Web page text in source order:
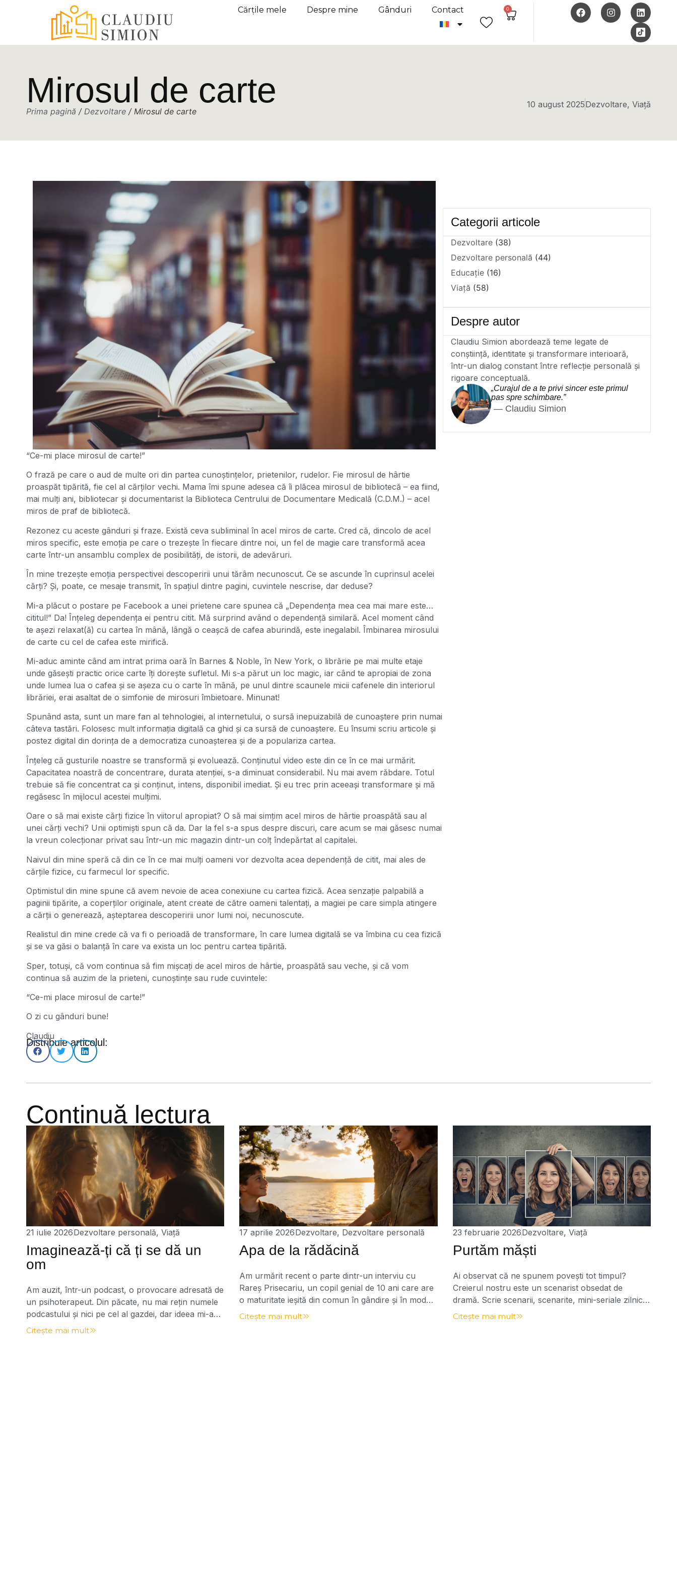
Cărțile mele Despre mine Gânduri Contact 0
Mirosul de carte
Prima pagină / Dezvoltare / Mirosul de carte
10 august 2025Dezvoltare, Viață
“Ce-mi place mirosul de carte!”
O frază pe care o aud de multe ori din partea cunoștințelor, prietenilor, rudelor. Fie mirosul de hârtie
proaspăt tipărită, fie cel al cărților vechi. Mama îmi spune adesea că îi plăcea mirosul de bibliotecă – ea fiind,
mai mulți ani, bibliotecar și documentarist la Biblioteca Centrului de Documentare Medicală (C.D.M.) – acel
miros de praf de bibliotecă.
Rezonez cu aceste gânduri și fraze. Există ceva subliminal în acel miros de carte. Cred că, dincolo de acel
miros specific, este emoția pe care o trezește în fiecare dintre noi, un fel de magie care transformă acea
carte într-un ansamblu complex de posibilități, de istorii, de adevăruri.
În mine trezește emoția perspectivei descoperirii unui tărâm necunoscut. Ce se ascunde în cuprinsul acelei
cărți? Și, poate, ce mesaje transmit, în spațiul dintre pagini, cuvintele nescrise, dar deduse?
Mi-a plăcut o postare pe Facebook a unei prietene care spunea că „Dependența mea cea mai mare este…
cititul!” Da! Înțeleg dependența ei pentru citit. Mă surprind având o dependență similară. Acel moment când
te așezi relaxat(ă) cu cartea în mână, lângă o ceașcă de cafea aburindă, este inegalabil. Îmbinarea mirosului
de carte cu cel de cafea este mirifică.
Mi-aduc aminte când am intrat prima oară în Barnes & Noble, în New York, o librărie pe mai multe etaje
unde găsești practic orice carte îți dorește sufletul. Mi s-a părut un loc magic, iar când te apropiai de zona
unde lumea lua o cafea și se așeza cu o carte în mână, pe unul dintre scaunele micii cafenele din interiorul
librăriei, erai asaltat de o simfonie de mirosuri îmbietoare. Minunat!
Spunând asta, sunt un mare fan al tehnologiei, al internetului, o sursă inepuizabilă de cunoaștere prin numai
câteva tastări. Folosesc mult informația digitală ca ghid și ca sursă de cunoaștere. Eu însumi scriu articole și
postez digital din dorința de a democratiza cunoașterea și de a populariza cartea.
Înțeleg că gusturile noastre se transformă și evoluează. Conținutul video este din ce în ce mai urmărit.
Capacitatea noastră de concentrare, durata atenției, s-a diminuat considerabil. Nu mai avem răbdare. Totul
trebuie să fie concentrat ca și conținut, intens, disponibil imediat. Și eu trec prin aceeași transformare și mă
regăsesc în mijlocul acestei mulțimi.
Oare o să mai existe cărți fizice în viitorul apropiat? O să mai simțim acel miros de hârtie proaspătă sau al
unei cărți vechi? Unii optimiști spun că da. Dar la fel s-a spus despre discuri, care acum se mai găsesc numai
la vreun colecționar privat sau într-un mic magazin dintr-un colț îndepărtat al capitalei.
Naivul din mine speră că din ce în ce mai mulți oameni vor dezvolta acea dependență de citit, mai ales de
cărțile fizice, cu farmecul lor specific.
Optimistul din mine spune că avem nevoie de acea conexiune cu cartea fizică. Acea senzație palpabilă a
paginii tipărite, a coperților originale, atent create de către oameni talentați, a magiei pe care simpla atingere
a cărții o generează, așteptarea descoperirii unor lumi noi, necunoscute.
Realistul din mine crede că va fi o perioadă de transformare, în care lumea digitală se va îmbina cu cea fizică
și se va găsi o balanță în care va exista un loc pentru cartea tipărită.
Sper, totuși, că vom continua să fim mișcați de acel miros de hârtie, proaspătă sau veche, și că vom
continua să auzim de la prieteni, cunoștințe sau rude cuvintele:
“Ce-mi place mirosul de carte!”
O zi cu gânduri bune!
Claudiu
Distribuie articolul:
Categorii articole
Dezvoltare(38)
Dezvoltare personală (44)
Educație(16)
Viață (58)
Despre autor
Claudiu Simion abordează teme legate de
conștiință, identitate și transformare interioară,
într-un dialog constant între reflecție personală și
rigoare conceptuală.
„Curajul de a te privi sincer este primul
pas spre schimbare.”
— Claudiu Simion
Continuă lectura
21 iulie 2026Dezvoltare personală, Viață
Imaginează-ți că ți se dă un
om
Am auzit, într-un podcast, o provocare adresată de
un psihoterapeut. Din păcate, nu mai rețin numele
podcastului și nici pe cel al gazdei, dar ideea mi-a
rămas în minte și a continuat să lucreze în mine.
Provocarea suna aproximativ așa: Imaginează-ți
Citește mai mult
17 aprilie 2026Dezvoltare, Dezvoltare personală
Apa de la rădăcină
Am urmărit recent o parte dintr-un interviu cu
Rareș Prisecariu, un copil genial de 10 ani care are
o maturitate ieșită din comun în gândire și în modul
de a vorbi. La un moment dat, a spus o frază care
m-a oprit din tot ce făceam: „Mama este apa de la
Citește mai mult
23 februarie 2026Dezvoltare, Viață
Purtăm măști
Ai observat că ne spunem povești tot timpul?
Creierul nostru este un scenarist obsedat de
dramă. Scrie scenarii, scenarite, mini-seriale zilnice
în care noi suntem și eroul, și victima, și moralistul,
și salvatorul. Se spune: „Dacă ai putea să te vezi
Citește mai mult